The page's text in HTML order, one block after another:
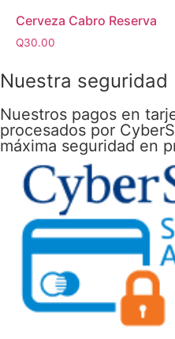
Cerveza Cabro Reserva
Q30.00
Nuestra seguridad
Nuestros pagos en
procesados por
máxima seguridad en